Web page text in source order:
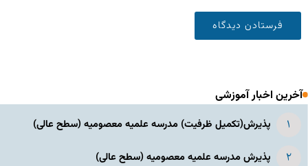
آخرین اخبار آموزشی
پذیرش(تکمیل ظرفیت) مدرسه علمیه معصومیه‌ (سطح عالی)
پذیرش مدرسه علمیه معصومیه‌ (سطح عالی)